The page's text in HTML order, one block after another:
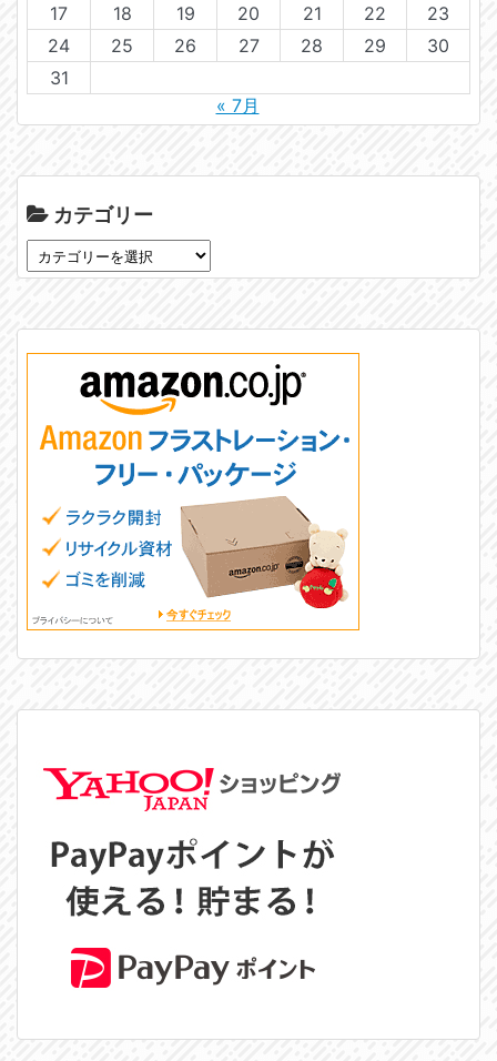
17
18 19 20 21 22
23
24
25 26 27 28 29
30
31
« 7月
カテゴリー